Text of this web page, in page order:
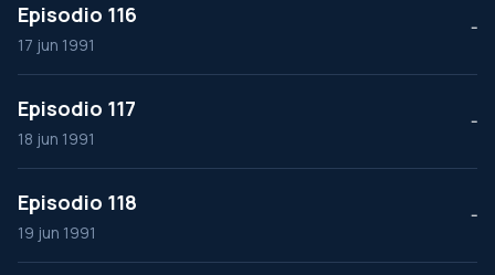
Episodio 116
17 jun 1991
--
Episodio 117
18 jun 1991
--
Episodio 118
19 jun 1991
--